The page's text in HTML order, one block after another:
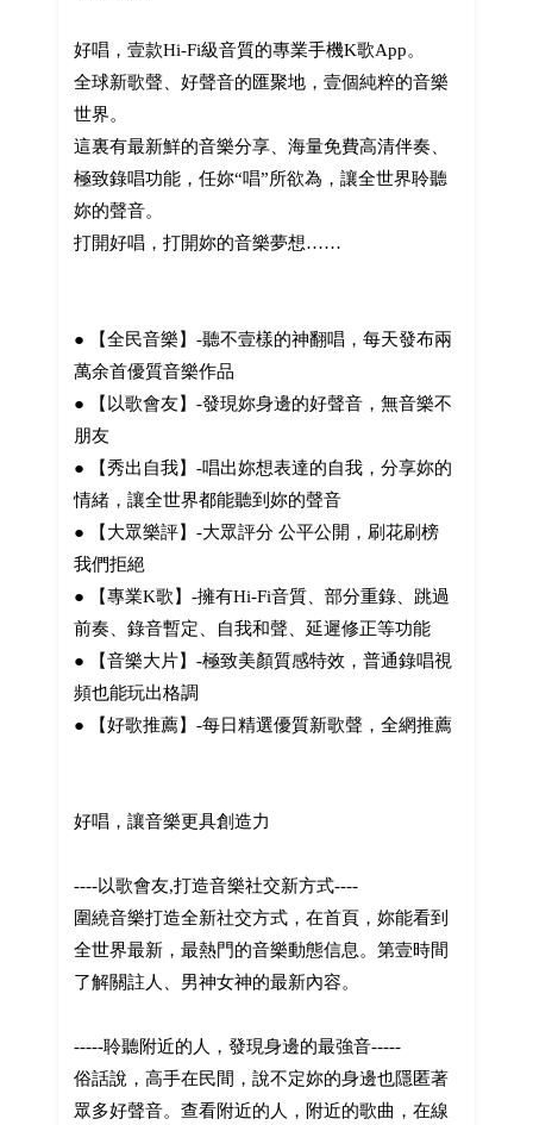
好唱，壹款Hi-Fi級音質的專業手機K歌App。
全球新歌聲、好聲音的匯聚地，壹個純粹的音樂
世界。
這裏有最新鮮的音樂分享、海量免費高清伴奏、
極致錄唱功能，任妳“唱”所欲為，讓全世界聆聽
妳的聲音。
打開好唱，打開妳的音樂夢想……
● 【全民音樂】-聽不壹樣的神翻唱，每天發布兩
萬余首優質音樂作品
● 【以歌會友】-發現妳身邊的好聲音，無音樂不
朋友
● 【秀出自我】-唱出妳想表達的自我，分享妳的
情緒，讓全世界都能聽到妳的聲音
● 【大眾樂評】-大眾評分 公平公開，刷花刷榜
我們拒絕
● 【專業K歌】-擁有Hi-Fi音質、部分重錄、跳過
前奏、錄音暫定、自我和聲、延遲修正等功能
● 【音樂大片】-極致美顏質感特效，普通錄唱視
頻也能玩出格調
● 【好歌推薦】-每日精選優質新歌聲，全網推薦
好唱，讓音樂更具創造力
----以歌會友,打造音樂社交新方式----
圍繞音樂打造全新社交方式，在首頁，妳能看到
全世界最新，最熱門的音樂動態信息。第壹時間
了解關註人、男神女神的最新內容。
-----聆聽附近的人，發現身邊的最強音-----
俗話說，高手在民間，說不定妳的身邊也隱匿著
眾多好聲音。查看附近的人，附近的歌曲，在線